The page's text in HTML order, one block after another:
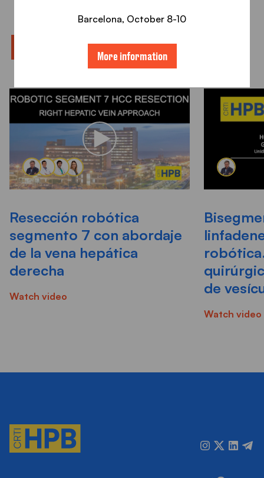
RELATED VIDEOS
Resección robótica
segmento 7 con abordaje
de la vena hepática
derecha
Watch video
de
Watch video
Barcelona, ​​October 8-10
More information